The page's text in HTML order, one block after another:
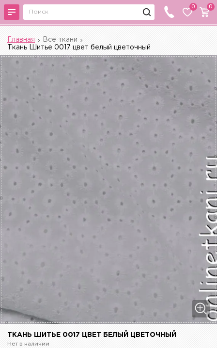
0 0
Главная
Все ткани
Ткань Шитье 0017 цвет белый цветочный
ТКАНЬ ШИТЬЕ 0017 ЦВЕТ БЕЛЫЙ ЦВЕТОЧНЫЙ
Нет в наличии